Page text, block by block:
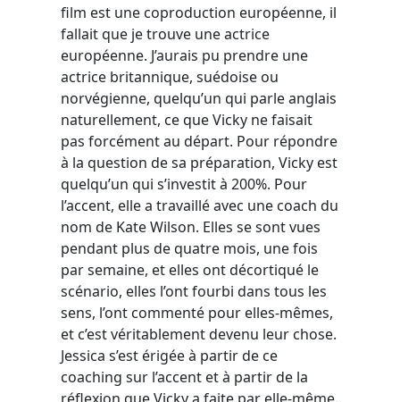
film est une coproduction européenne, il
fallait que je trouve une actrice
européenne. J’aurais pu prendre une
actrice britannique, suédoise ou
norvégienne, quelqu’un qui parle anglais
naturellement, ce que Vicky ne faisait
pas forcément au départ. Pour répondre
à la question de sa préparation, Vicky est
quelqu’un qui s’investit à 200%. Pour
l’accent, elle a travaillé avec une coach du
nom de Kate Wilson. Elles se sont vues
pendant plus de quatre mois, une fois
par semaine, et elles ont décortiqué le
scénario, elles l’ont fourbi dans tous les
sens, l’ont commenté pour elles-mêmes,
et c’est véritablement devenu leur chose.
Jessica s’est érigée à partir de ce
coaching sur l’accent et à partir de la